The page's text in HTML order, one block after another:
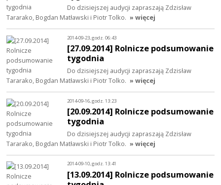
Do dzisiejszej audycji zapraszają Zdzisław
Tararako, Bogdan Matławski i Piotr Tolko. » więcej
2014-09-23, godz. 06:43
[27.09.2014] Rolnicze podsumowanie
tygodnia
Do dzisiejszej audycji zapraszają Zdzisław
Tararako, Bogdan Matławski i Piotr Tolko. » więcej
2014-09-16, godz. 13:23
[20.09.2014] Rolnicze podsumowanie
tygodnia
Do dzisiejszej audycji zapraszają Zdzisław
Tararako, Bogdan Matławski i Piotr Tolko. » więcej
2014-09-10, godz. 13:41
[13.09.2014] Rolnicze podsumowanie